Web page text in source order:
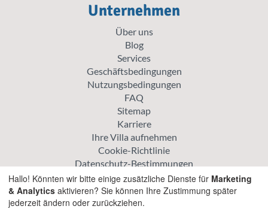
Unternehmen
Über uns
Blog
Services
Geschäftsbedingungen
Nutzungsbedingungen
FAQ
Sitemap
Karriere
Ihre Villa aufnehmen
Cookie-Richtlinie
Datenschutz-Bestimmungen
Erkunden
Hallo! Könnten wir bitte einige zusätzliche Dienste für Marketing
& Analytics aktivieren? Sie können Ihre Zustimmung später
jederzeit ändern oder zurückziehen.